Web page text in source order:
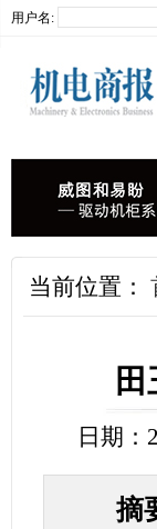
用户名:
当前位置：
日期
摘要